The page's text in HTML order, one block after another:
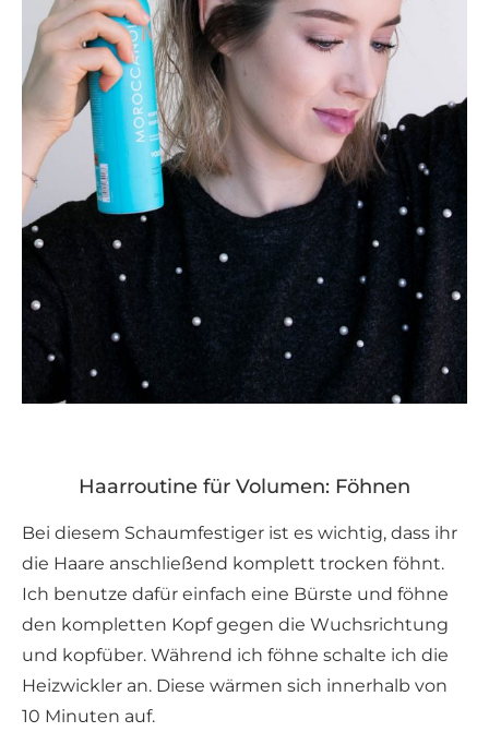
Haarroutine für Volumen: Föhnen
Bei diesem Schaumfestiger ist es wichtig, dass ihr
die Haare anschließend komplett trocken föhnt.
Ich benutze dafür einfach eine Bürste und föhne
den kompletten Kopf gegen die Wuchsrichtung
und kopfüber. Während ich föhne schalte ich die
Heizwickler an. Diese wärmen sich innerhalb von
10 Minuten auf.